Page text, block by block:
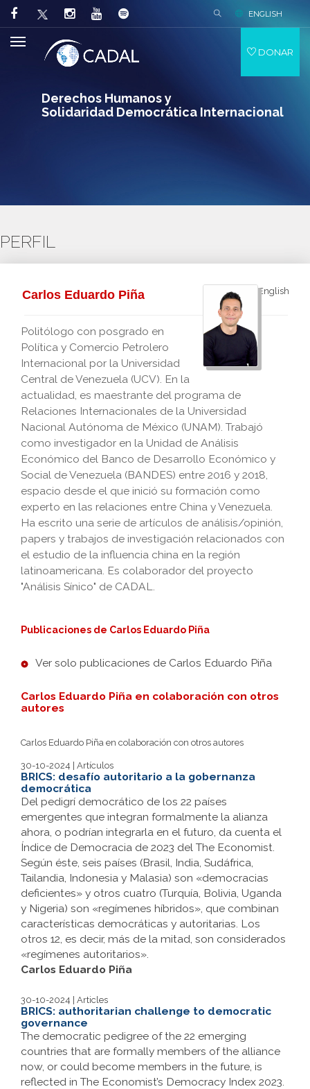
Derechos Humanos y
Solidaridad Democrática Internacional
ENGLISH
DONAR
PERFIL
English
Carlos Eduardo Piña
Politólogo con posgrado en
Política y Comercio Petrolero
Internacional por la Universidad
Central de Venezuela (UCV). En la
actualidad, es maestrante del programa de
Relaciones Internacionales de la Universidad
Nacional Autónoma de México (UNAM). Trabajó
como investigador en la Unidad de Análisis
Económico del Banco de Desarrollo Económico y
Social de Venezuela (BANDES) entre 2016 y 2018,
espacio desde el que inició su formación como
experto en las relaciones entre China y Venezuela.
Ha escrito una serie de artículos de análisis/opinión,
papers y trabajos de investigación relacionados con
el estudio de la influencia china en la región
latinoamericana. Es colaborador del proyecto
"Análisis Sínico" de CADAL.
Publicaciones de Carlos Eduardo Piña
Ver solo publicaciones de Carlos Eduardo Piña
Carlos Eduardo Piña en colaboración con otros
autores
Carlos Eduardo Piña en colaboración con otros autores
30-10-2024 | Artículos
BRICS: desafío autoritario a la gobernanza
democrática
Del pedigrí democrático de los 22 países
emergentes que integran formalmente la alianza
ahora, o podrían integrarla en el futuro, da cuenta el
Índice de Democracia de 2023 del The Economist.
Según éste, seis países (Brasil, India, Sudáfrica,
Tailandia, Indonesia y Malasia) son «democracias
deficientes» y otros cuatro (Turquía, Bolivia, Uganda
y Nigeria) son «regímenes híbridos», que combinan
características democráticas y autoritarias. Los
otros 12, es decir, más de la mitad, son considerados
«regímenes autoritarios».
Carlos Eduardo Piña
30-10-2024 | Articles
BRICS: authoritarian challenge to democratic
governance
The democratic pedigree of the 22 emerging
countries that are formally members of the alliance
now, or could become members in the future, is
reflected in The Economist’s Democracy Index 2023.